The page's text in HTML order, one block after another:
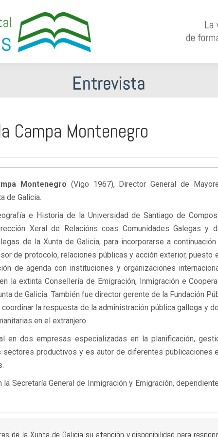
Campa Montenegro
Montenegro (Vigo 1967), Director General de
de Galicia.
e Historia de la Universidad de Santiago de
Xeral de Relacións coas Comunidades Galegas y
de la Xunta de Galicia, para incorporarse a
de protocolo, relaciones públicas y acción exterior, puesto
de agenda con instituciones y organizaciones
la extinta Consellería de Emigración, Inmigración e
de Galicia. También fue director gerente de la Fundación
coordinar la respuesta de la administración pública gallega y
en el extranjero.
en dos empresas especializadas en la planificación,
productivos y es autor de diferentes publicaciones
Secretaría General de Inmigración y Emigración,
de la Xunta de Galicia su atención y disponibilidad para